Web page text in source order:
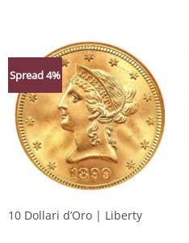
Spread 4%
10 Dollari d’Oro | Liberty